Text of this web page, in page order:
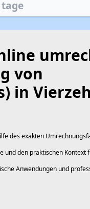
von
in
des exakten
und den praktischen Kontext
Anwendungen und